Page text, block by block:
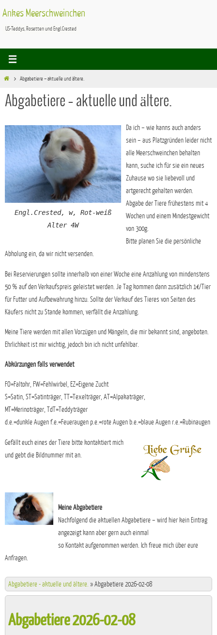
Inhalt
springen
Ankes Meerschweinchen
US-Teddys, Rosetten und Engl.Crested
Start Abgabetiere – aktuelle und ältere.
Abgabetiere – aktuelle und ältere.
Engl.Crested, w, Rot-weiß
Alter 4W
Da ich – wie kanns auch anders
sein – aus Platzgründen leider nicht
alle Meerschweinchen behalten
kann, suche ich für sie ein neues
Zuhause wo sie liebevoll und
artgerecht gehalten werden.
Abgabe der Tiere frühestens mit 4
Wochen und einem Mindestgewicht
von 300g.
Bitte planen Sie die persönliche
Abholung ein, da wir nicht versenden.
Bei Reservierungen sollte innerhalb von einer Woche eine Anzahlung von mindenstens
50 % auf den Verkaufspreis geleistet werden. Je Tag kommen dann zusätzlich 1€/Tier
für Futter und Aufbewahrung hinzu. Sollte der Verkauf des Tieres von Seiten des
Käufers nicht zu Stande kommen, verfällt die Anzahlung.
Meine Tiere werden mit allen Vorzügen und Mängeln, die mir bekannt sind, angeboten.
Ehrlichkeit ist mir wichtig, jedoch bin ich nicht unfehlbar.
Abkürzungen falls verwendet
FO=Faltohr, FW=Fehlwirbel, EZ=Eigene Zucht
S=Satin, ST=Satinträger, TT=Texelträger, AT=Alpakaträger,
MT=Merinoträger, TdT=Teddyträger
d.e.=dunkle Augen f.e.=Feueraugen p.e.=rote Augen b.e.=blaue Augen r.e.=Rubinaugen
Gefällt euch eines der Tiere bitte kontaktiert mich
und gebt die Bildnummer mit an.
Meine Abgabetiere
Nachfolgend die aktuellen Abgabetiere – wird hier kein Eintrag
angezeigt kann aber gern auch einmal
so Kontakt aufgenommen werden. Ich freue mich über eure
Anfragen.
Abgabetiere - aktuelle und ältere. »Abgabetiere 2026-02-08
Abgabetiere 2026-02-08